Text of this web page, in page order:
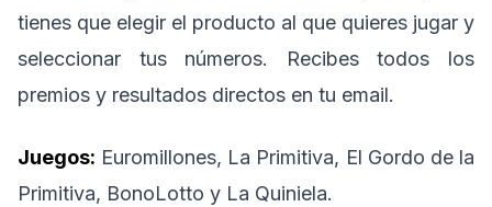
tienes que elegir el producto al que quieres jugar y
seleccionar tus números. Recibes todos los
premios y resultados directos en tu email.
Juegos: Euromillones, La Primitiva, El Gordo de la
Primitiva, BonoLotto y La Quiniela.